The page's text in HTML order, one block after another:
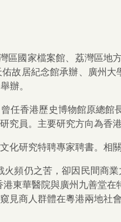
國家檔案館、荔灣區地
故居紀念館承辦、廣州
辦。
任香港歷史博物館原總
員。主要研究方向為香
研究特聘專家聘書。相
頻仍之苦，卻因民間商
東華醫院與廣州九善堂
見商人群體在粵港兩地